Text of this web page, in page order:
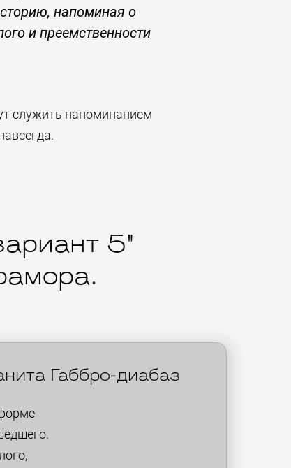
напоминая о
и преемственности
служить напоминанием
5"
Габбро-диабаз